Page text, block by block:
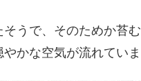
うで、そのためか苔
かな空気が流れていま